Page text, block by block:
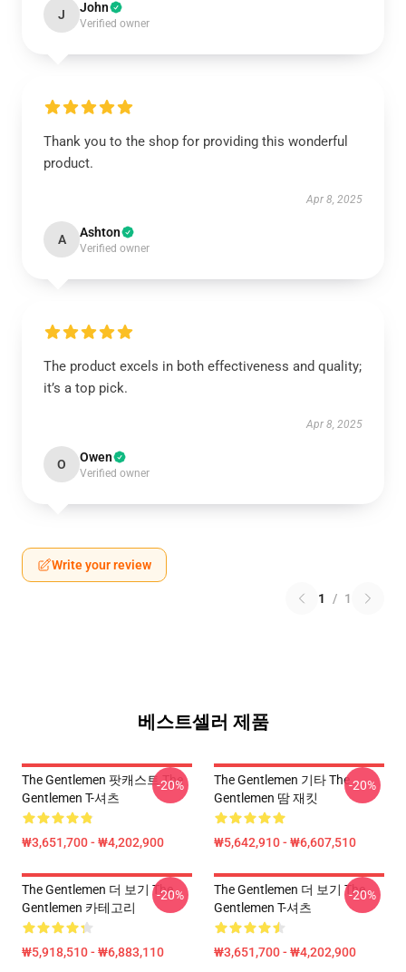
J John
Verified owner
Thank you to the shop for providing this wonderful
product.
Apr 8, 2025
A Ashton
Verified owner
The product excels in both effectiveness and quality;
it’s a top pick.
Apr 8, 2025
O Owen
Verified owner
Write your review
1 / 1
베스트셀러 제품
The Gentlemen 팟캐스트 The
Gentlemen T-셔츠
₩3,651,700 - ₩4,202,900
-20%
The Gentlemen 기타 The
Gentlemen 땀 재킷
₩5,642,910 - ₩6,607,510
-20%
The Gentlemen 더 보기 The
Gentlemen 카테고리
₩5,918,510 - ₩6,883,110
-20%
The Gentlemen 더 보기 The
Gentlemen T-셔츠
₩3,651,700 - ₩4,202,900
-20%